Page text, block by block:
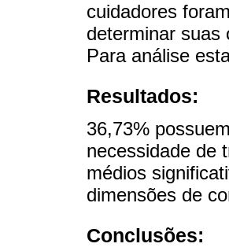
cuidadores
determinar suas
Para análise
Resultados:
36,73%
necessidade de
médios
dimensões de
Conclusões: